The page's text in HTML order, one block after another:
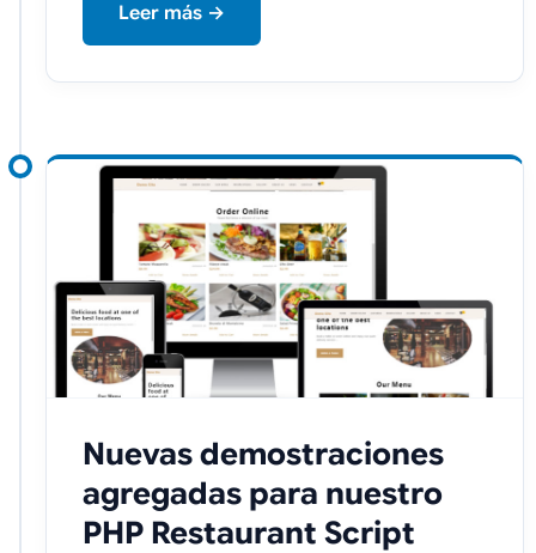
Leer más →
Nuevas demostraciones
agregadas para nuestro
PHP Restaurant Script